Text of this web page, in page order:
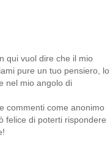
qui vuol dire che il mio
pure un tuo pensiero, lo
nel mio angolo di
commenti come anonimo
felice di poterti rispondere